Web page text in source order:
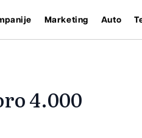
Marketing Auto
4.000